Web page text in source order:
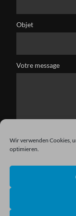
Wir verwenden Cookies,
optimieren.
Objet
Votre message